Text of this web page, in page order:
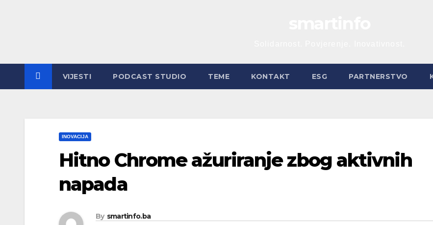
VIJESTI PODCAST STUDIO TEME KONTAKT ESG PARTNERSTVO
INOVACIJA
Hitno Chrome ažuriranje zbog aktivnih
napada
By smartinfo.ba